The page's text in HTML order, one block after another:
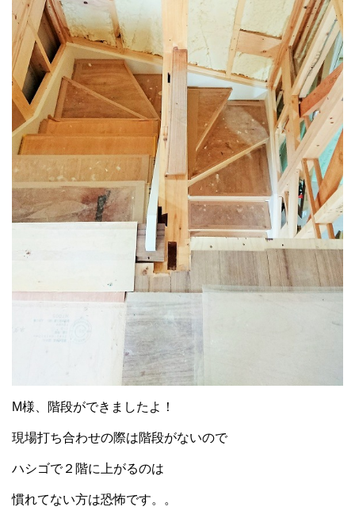
M様、階段ができましたよ！
現場打ち合わせの際は階段がないので
ハシゴで２階に上がるのは
慣れてない方は恐怖です。。